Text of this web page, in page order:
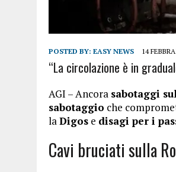
POSTED BY: EASY NEWS 14
“La circolazione è in
AGI – Ancora sabotaggi
sabotaggio che
laDigos e disagi per i
Cavi bruciati sulla